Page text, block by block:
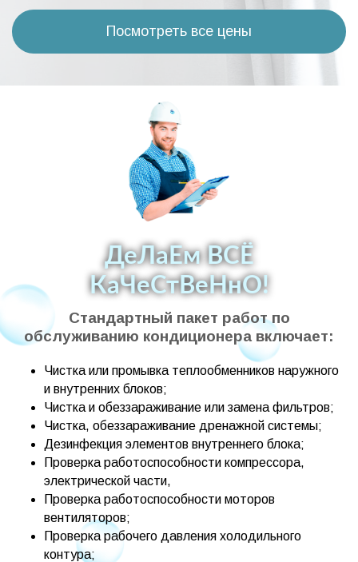
Посмотреть все цены
ДеЛаЕм ВСЁ
КаЧеСтВеНнО!
Стандартный пакет работ по
обслуживанию кондиционера включает:
Чистка или промывка теплообменников наружного
и внутренних блоков;
Чистка и обеззараживание или замена фильтров;
Чистка, обеззараживание дренажной системы;
Дезинфекция элементов внутреннего блока;
Проверка работоспособности компрессора,
электрической части,
Проверка работоспособности моторов
вентиляторов;
Проверка рабочего давления холодильного
контура;